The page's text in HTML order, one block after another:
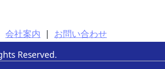
会社案内 | お問い合わせ
Reserved.